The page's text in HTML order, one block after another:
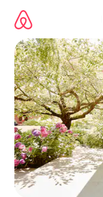
directement
contenu